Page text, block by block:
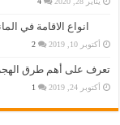
انواع الاقامة في
أكتوبر 10, 2019 2
تعرف على أهم طرق الهجرة
أكتوبر 24, 2019 1